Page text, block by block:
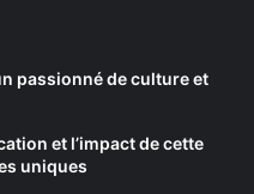
passionné de culture et
et l’impact de cette
uniques